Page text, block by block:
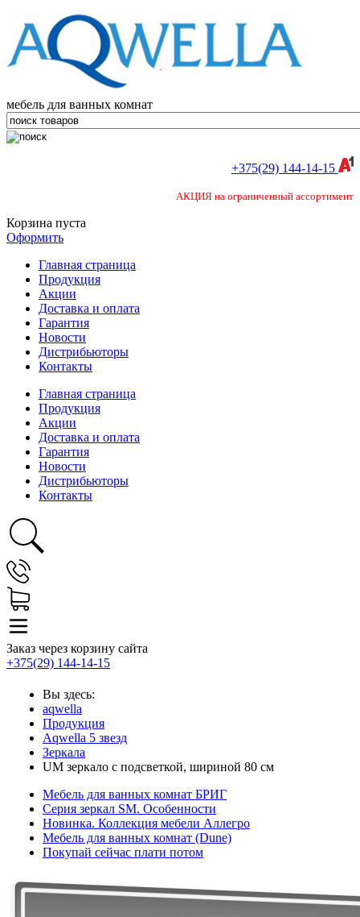
мебель для ванных комнат
+375(29) 144-14-15
АКЦИЯ на ограниченный ассортимент
Корзина пуста
Оформить
Главная страница
Продукция
Акции
Доставка и оплата
Гарантия
Новости
Дистрибьюторы
Контакты
Главная страница
Продукция
Акции
Доставка и оплата
Гарантия
Новости
Дистрибьюторы
Контакты
Заказ через корзину сайта
+375(29) 144-14-15
Вы здесь:
aqwella
Продукция
Aqwella 5 звезд
Зеркала
UM зеркало с подсветкой, шириной 80 см
Мебель для ванных комнат БРИГ
Серия зеркал SM. Особенности
Новинка. Коллекция мебели Аллегро
Мебель для ванных комнат (Dune)
Покупай сейчас плати потом